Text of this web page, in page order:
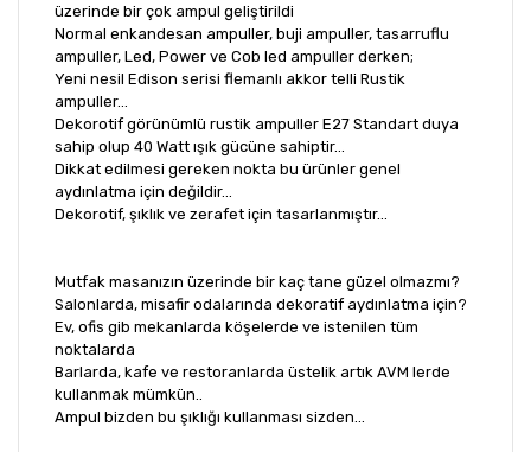
üzerinde bir çok ampul geliştirildi
Normal enkandesan ampuller, buji ampuller, tasarruflu
ampuller, Led, Power ve Cob led ampuller derken;
Yeni nesil Edison serisi flemanlı akkor telli Rustik
ampuller...
Dekorotif görünümlü rustik ampuller E27 Standart duya
sahip olup 40 Watt ışık gücüne sahiptir...
Dikkat edilmesi gereken nokta bu ürünler genel
aydınlatma için değildir...
Dekorotif, şıklık ve zerafet için tasarlanmıştır...
Mutfak masanızın üzerinde bir kaç tane güzel olmazmı?
Salonlarda, misafir odalarında dekoratif aydınlatma için?
Ev, ofis gib mekanlarda köşelerde ve istenilen tüm
noktalarda
Barlarda, kafe ve restoranlarda üstelik artık AVM lerde
kullanmak mümkün..
Ampul bizden bu şıklığı kullanması sizden...